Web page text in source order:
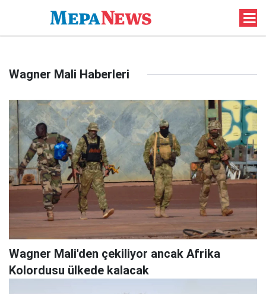
Wagner Mali Haberleri
Wagner Mali'den çekiliyor ancak Afrika
Kolordusu ülkede kalacak